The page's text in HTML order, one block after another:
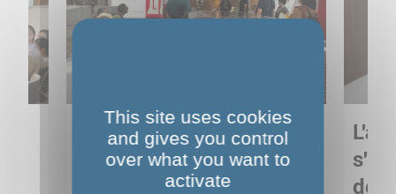
Sortie pédagogique au
Musée de Préhistoire de
Nemours : apprendre
de
This site uses cookies
and gives you control
over what you want to
activate